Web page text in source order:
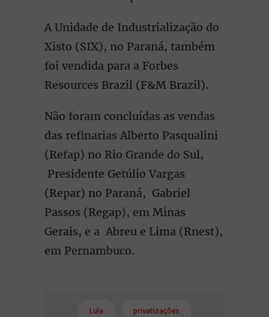
A Unidade de Industrialização do
Xisto (SIX), no Paraná, também
foi vendida para a Forbes
Resources Brazil (F&M Brazil).
Não foram concluídas as vendas
das refinarias Alberto Pasqualini
(Refap) no Rio Grande do Sul,
Presidente Getúlio Vargas
(Repar) no Paraná, Gabriel
Passos (Regap), em Minas
Gerais, e a Abreu e Lima (Rnest),
em Pernambuco.
Lula privatizações